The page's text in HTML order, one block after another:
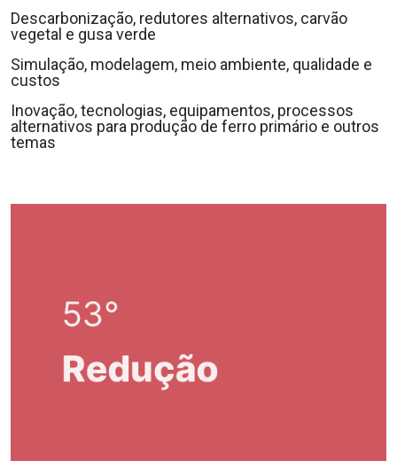
Descarbonização, redutores alternativos, carvão
vegetal e gusa verde
Simulação, modelagem, meio ambiente, qualidade e
custos
Inovação, tecnologias, equipamentos, processos
alternativos para produção de ferro primário e outros
temas